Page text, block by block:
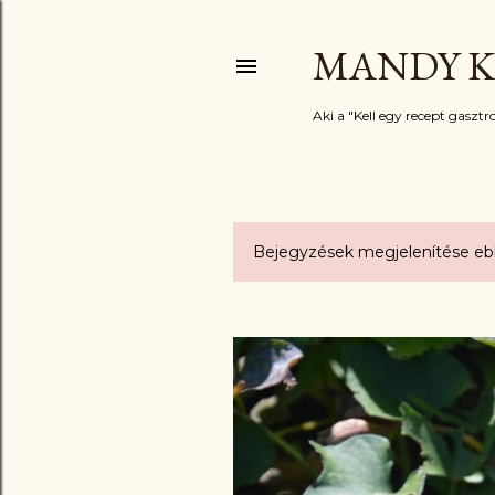
MANDY
Aki a "Kell egy recept
B
j
e
Bejegyzések megjelenítése